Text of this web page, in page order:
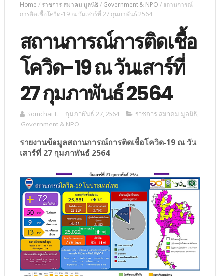
Home / ราชการ สมาคม มูลนิธิ / Government & NPO / สถานการณ์
การติดเชื้อโควิด-19 ณ วันเสาร์ที่ 27 กุมภาพันธ์ 2564
สถานการณ์การติดเชื้อ
โควิด-19 ณ วันเสาร์ที่
27 กุมภาพันธ์ 2564
Somchai T. กุมภาพันธ์ 27, 2564 ราชการ สมาคม มูลนิธิ,
Government & NPO
รายงานข้อมูลสถานการณ์การติดเชื้อโควิด-19 ณ วัน
เสาร์ที่ 27 กุมภาพันธ์ 2564